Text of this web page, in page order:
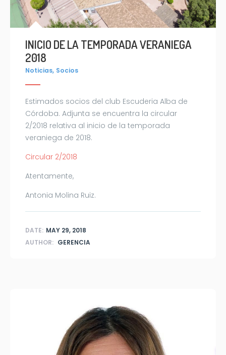
INICIO DE LA TEMPORADA VERANIEGA
2018
Noticias, Socios
Estimados socios del club Escuderia Alba de
Córdoba. Adjunta se encuentra la circular
2/2018 relativa al inicio de la temporada
veraniega de 2018.
Circular 2/2018
Atentamente,
Antonia Molina Ruiz.
DATE: MAY 29, 2018
AUTHOR: GERENCIA